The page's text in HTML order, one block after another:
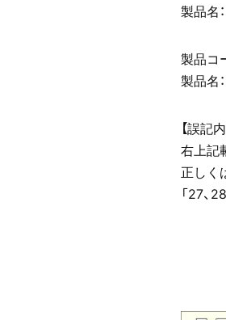
製品名
製品コ
製品名
【誤記
右上記
正しく
「27、